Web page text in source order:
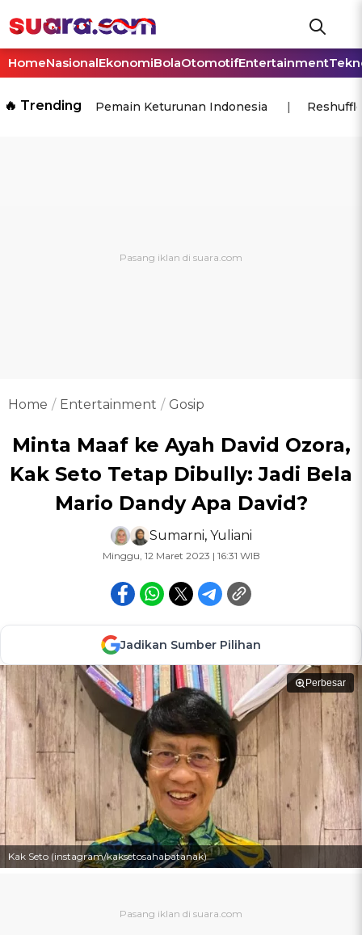
HomeNasionalEkonomiBolaOtomotifEntertainment
🔥 Trending Pemain Keturunan Indonesia
Home Entertainment Gosip
Minta Maaf ke Ayah David Ozora,
Kak Seto Tetap Dibully: Jadi Bela
Mario Dandy Apa David?
Sumarni, Yuliani
Minggu, 12 Maret 2023 | 16:31 WIB
Jadikan Sumber Pilihan
Perbesar
Kak Seto (instagram/kaksetosahabatanak)